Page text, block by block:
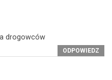
drogowców
ODPOWIEDZ